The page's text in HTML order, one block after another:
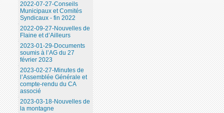
2022-07-27-Conseils
Municipaux et Comités
Syndicaux - fin 2022
2022-09-27-Nouvelles de
Flaine et d’Ailleurs
2023-01-29-Documents
soumis à l’AG du 27
février 2023
2023-02-27-Minutes de
l’Assemblée Générale et
compte-rendu du CA
associé
2023-03-18-Nouvelles de
la montagne